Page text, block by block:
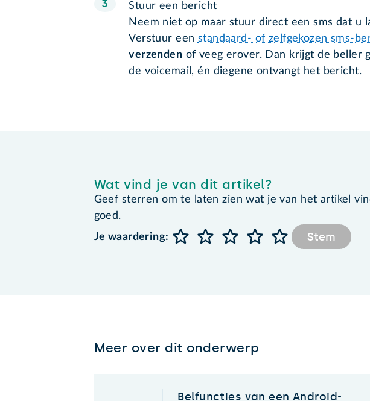
Stuur een bericht
Neem niet op maar stuur direct een sms dat u
Verstuur een standaard- of zelfgekozen sms-
verzenden of veeg erover. Dan krijgt de beller
de voicemail, én diegene ontvangt het bericht.
Wat vind je van dit artikel?
Geef sterren om te laten zien wat je van het artikel
goed.
Je waardering:
Stem
Meer over dit onderwerp
Belfuncties van een Android-